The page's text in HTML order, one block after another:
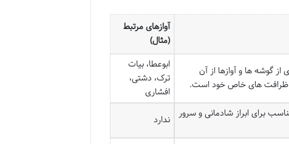
آوازهای مرتبط
(مثال)
گوشه ها و آوازها از آن
ظرافت های خاص خود است.
ابوعطا، بیات
ترک، دشتی،
افشاری
برای ابراز شادمانی و سرور
ندارد